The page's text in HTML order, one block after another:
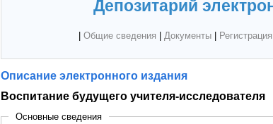
Депозитарий
Общие сведения Документы| Регистрация
Описание электронного издания
Воспитание будущего учителя-исследователя
Основные сведения